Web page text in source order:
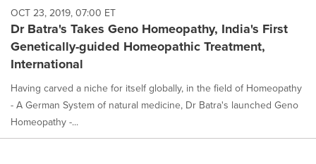
OCT 23, 2019, 07:00 ET
Dr Batra's Takes Geno Homeopathy, India's First
Genetically-guided Homeopathic Treatment,
International
Having carved a niche for itself globally, in the field of Homeopathy
- A German System of natural medicine, Dr Batra's launched Geno
Homeopathy -...